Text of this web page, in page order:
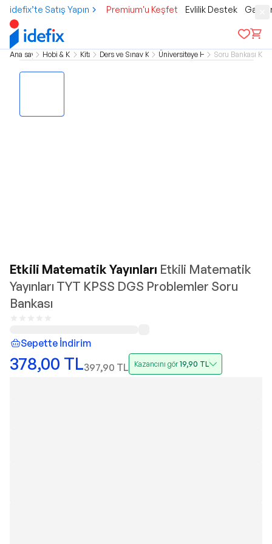
idefix’te Satış Yapın Premium'u Keşfet Evlilik Destek
Ana sayfa Hobi & KültürKitap Ders ve Sınav KitaplarıÜniversiteye HazırlıkSoru Bankası
Etkili Matematik Yayınları Etkili Matematik
Yayınları TYT KPSS DGS Problemler Soru
Bankası
Sepette İndirim
378,00 TL397,90 TL Kazancını gör19,90 TL